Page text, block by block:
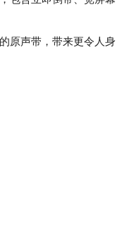
原声带，带来更令人身